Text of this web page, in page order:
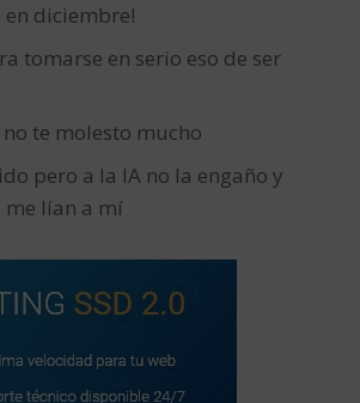
en diciembre!
tomarse en serio eso de ser
no te molesto mucho
pero a la IA no la engaño y
lían a mí